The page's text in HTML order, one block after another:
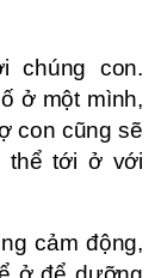
chúng con.
ở một mình,
con cũng sẽ
thể tới ở với
cảm động,